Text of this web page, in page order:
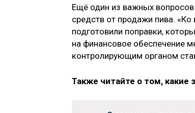
Ещё один из важных
средств от продажи пива.
подготовили поправки,
на финансовое обеспечение
контролирующим органом
Также читайте о том, какие